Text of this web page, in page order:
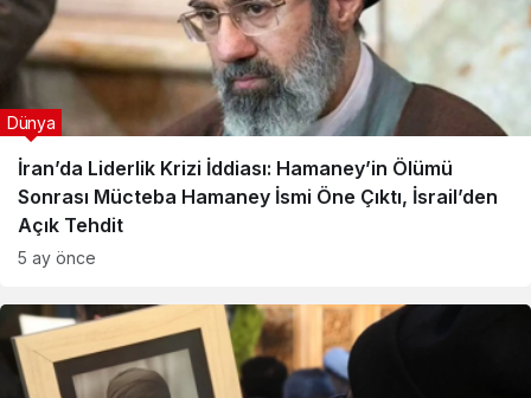
İran’da Liderlik Krizi İddiası: Hamaney’in Ölümü
Sonrası Mücteba Hamaney İsmi Öne Çıktı, İsrail’den
Açık Tehdit
Dünya
5 ay önce